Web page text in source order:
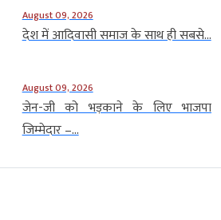
August 09, 2026
देश में आदिवासी समाज के साथ ही सबसे...
August 09, 2026
जेन-जी को भड़काने के लिए भाजपा
जिम्मेदार –...